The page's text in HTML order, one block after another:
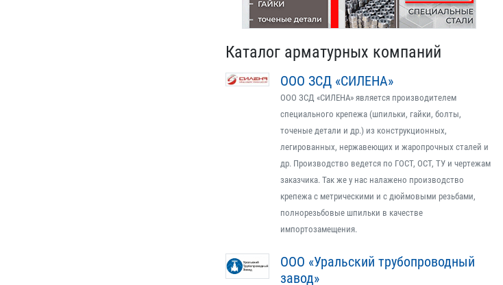
Каталог арматурных компаний
ООО ЗСД «СИЛЕНА»
ООО ЗСД «СИЛЕНА» является производителем
специального крепежа (шпильки, гайки, болты,
точеные детали и др.) из конструкционных,
легированных, нержавеющих и жаропрочных сталей и
др. Производство ведется по ГОСТ, ОСТ, ТУ и чертежам
заказчика. Так же у нас налажено производство
крепежа с метрическими и с дюймовыми резьбами,
полнорезьбовые шпильки в качестве
импортозамещения.
ООО «Уральский трубопроводный
завод»